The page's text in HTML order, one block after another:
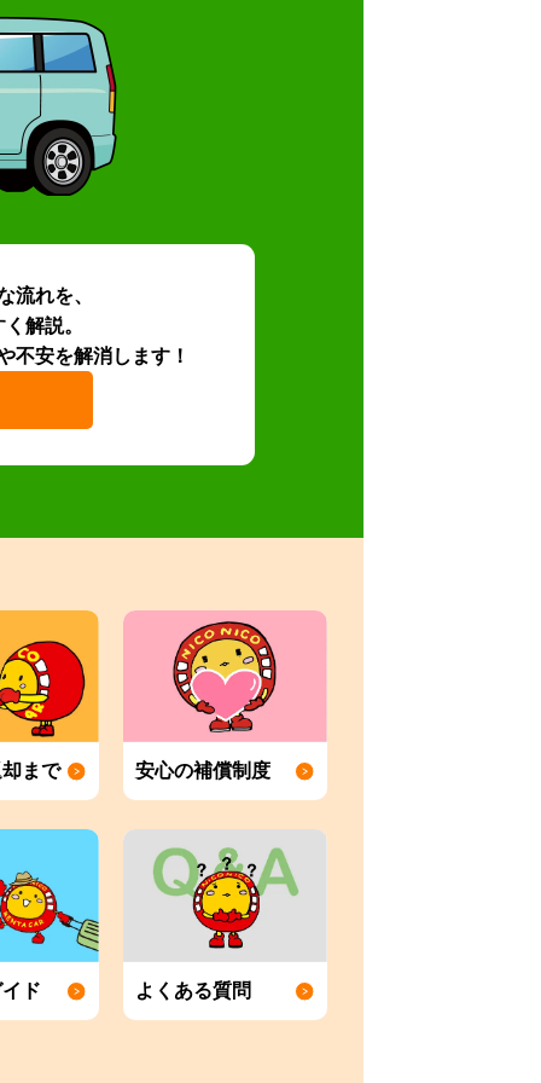
流れを、
解説。
不安を解消します！
まで 安心の補償制度
ド よくある質問